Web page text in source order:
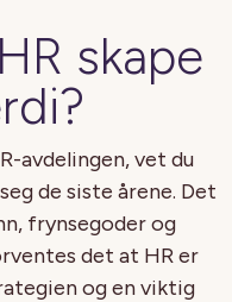
skape
avdelingen, vet du
de siste årene. Det
frynsegoder og
det at HR er
og en viktig